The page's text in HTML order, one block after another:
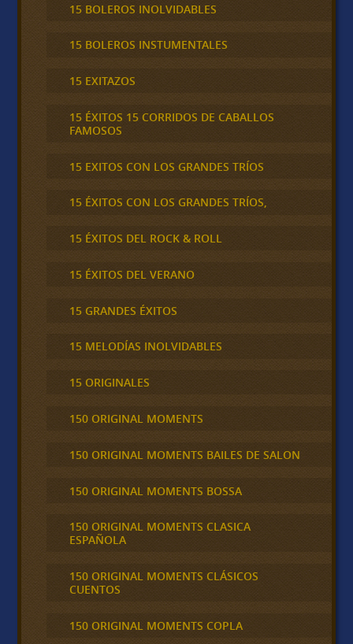
15 BOLEROS INOLVIDABLES
15 BOLEROS INSTUMENTALES
15 EXITAZOS
15 ÉXITOS 15 CORRIDOS DE CABALLOS
FAMOSOS
15 EXITOS CON LOS GRANDES TRÍOS
15 ÉXITOS CON LOS GRANDES TRÍOS,
15 ÉXITOS DEL ROCK & ROLL
15 ÉXITOS DEL VERANO
15 GRANDES ÉXITOS
15 MELODÍAS INOLVIDABLES
15 ORIGINALES
150 ORIGINAL MOMENTS
150 ORIGINAL MOMENTS BAILES DE SALON
150 ORIGINAL MOMENTS BOSSA
150 ORIGINAL MOMENTS CLASICA
ESPAÑOLA
150 ORIGINAL MOMENTS CLÁSICOS
CUENTOS
150 ORIGINAL MOMENTS COPLA